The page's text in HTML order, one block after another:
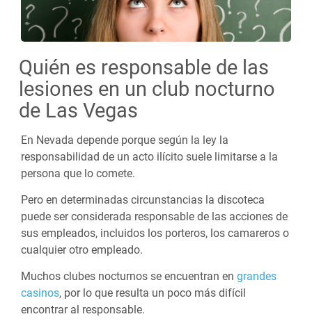
Quién es responsable de las
lesiones en un club nocturno
de Las Vegas
En Nevada depende porque según la ley la
responsabilidad de un acto ilícito suele limitarse a la
persona que lo comete.
Pero en determinadas circunstancias la discoteca
puede ser considerada responsable de las acciones de
sus empleados, incluidos los porteros, los camareros o
cualquier otro empleado.
Muchos clubes nocturnos se encuentran en grandes
casinos, por lo que resulta un poco más difícil
encontrar al responsable.